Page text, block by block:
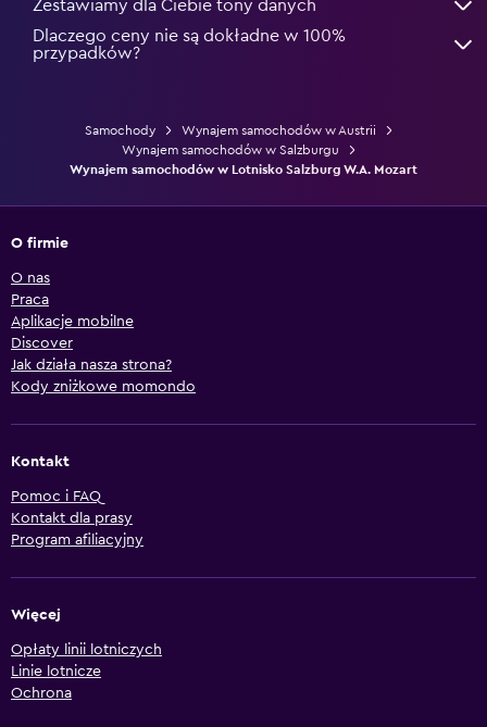
Zestawiamy dla Ciebie tony danych
Dlaczego ceny nie są dokładne w 100%
przypadków?
Samochody
Wynajem samochodów w Austrii
Wynajem samochodów w Salzburgu
Wynajem samochodów w Lotnisko Salzburg W.A. Mozart
O firmie
O nas
Praca
Aplikacje mobilne
Discover
Jak działa nasza strona?
Kody zniżkowe momondo
Kontakt
Pomoc i FAQ
Kontakt dla prasy
Program afiliacyjny
Więcej
Opłaty linii lotniczych
Linie lotnicze
Ochrona